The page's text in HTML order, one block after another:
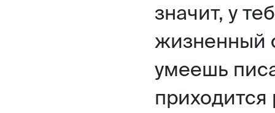
значит, у
жизненный
умеешь
приходится